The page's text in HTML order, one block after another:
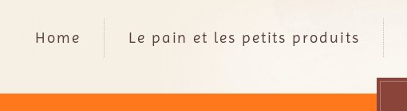
Home Le pain et les petits produits